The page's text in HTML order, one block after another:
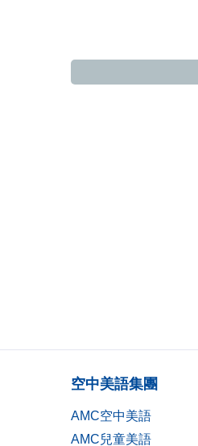
空中美語集團
AMC空中美語
AMC兒童美語